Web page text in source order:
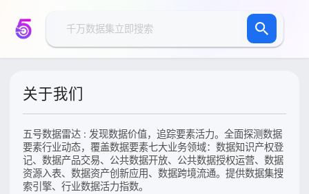
关于我们
五号数据雷达 : 发现数据价值，追踪要素活力。全面探测数据
要素行业动态，覆盖数据要素七大业务领域：数据知识产权登
记、数据产品交易、公共数据开放、公共数据授权运营、数据
资源入表、数据资产创新应用、数据跨境流通。提供数据集搜
索引擎、行业数据活力指数。